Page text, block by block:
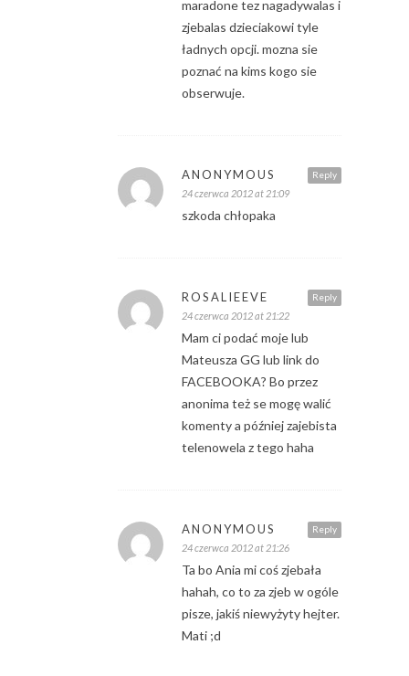
maradone tez nagadywalas i
zjebalas dzieciakowi tyle
ładnych opcji. mozna sie
poznać na kims kogo sie
obserwuje.
Reply
ANONYMOUS
24 czerwca 2012 at 21:09
szkoda chłopaka
Reply
ROSALIEEVE
24 czerwca 2012 at 21:22
Mam ci podać moje lub
Mateusza GG lub link do
FACEBOOKA? Bo przez
anonima też se mogę walić
komenty a później zajebista
telenowela z tego haha
Reply
ANONYMOUS
24 czerwca 2012 at 21:26
Ta bo Ania mi coś zjebała
hahah, co to za zjeb w ogóle
pisze, jakiś niewyżyty hejter.
Mati ;d